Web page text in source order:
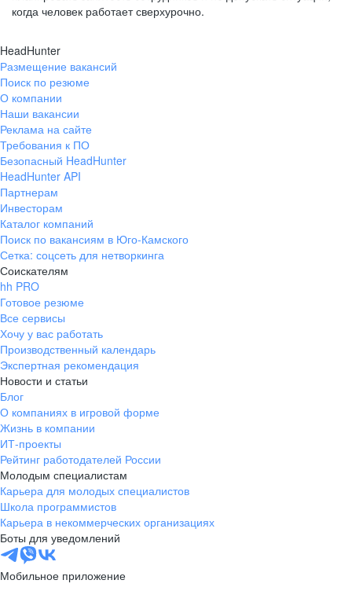
когда человек работает сверхурочно.
HeadHunter
Размещение вакансий
Поиск по резюме
О компании
Наши вакансии
Реклама на сайте
Требования к ПО
Безопасный HeadHunter
HeadHunter API
Партнерам
Инвесторам
Каталог компаний
Поиск по вакансиям в Юго-Камского
Сетка: соцсеть для нетворкинга
Соискателям
hh PRO
Готовое резюме
Все сервисы
Хочу у вас работать
Производственный календарь
Экспертная рекомендация
Новости и статьи
Блог
О компаниях в игровой форме
Жизнь в компании
ИТ-проекты
Рейтинг работодателей России
Молодым специалистам
Карьера для молодых специалистов
Школа программистов
Карьера в некоммерческих организациях
Боты для уведомлений
Мобильное приложение